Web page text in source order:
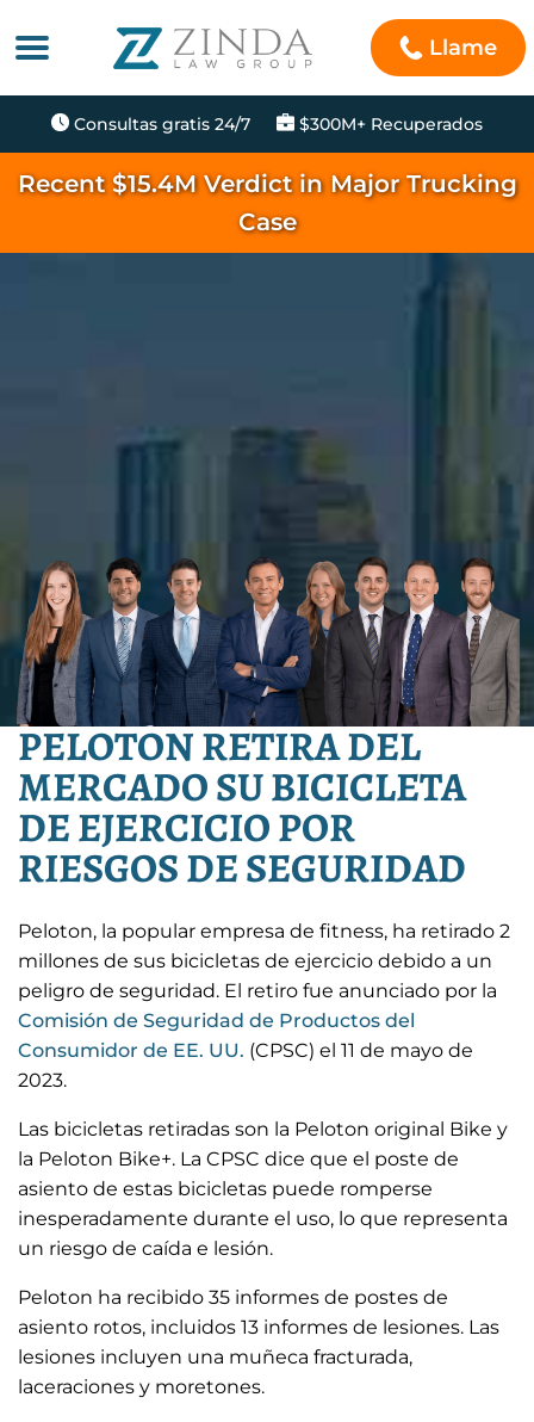
Llame
Consultas gratis 24/7 $300M+ Recuperados
Recent $15.4M Verdict in Major Trucking
Case
PELOTON RETIRA DEL
MERCADO SU BICICLETA
DE EJERCICIO POR
RIESGOS DE SEGURIDAD
Peloton, la popular empresa de fitness, ha retirado 2
millones de sus bicicletas de ejercicio debido a un
peligro de seguridad. El retiro fue anunciado por la
Comisión de Seguridad de Productos del
Consumidor de EE. UU. (CPSC) el 11 de mayo de
2023.
Las bicicletas retiradas son la Peloton original Bike y
la Peloton Bike+. La CPSC dice que el poste de
asiento de estas bicicletas puede romperse
inesperadamente durante el uso, lo que representa
un riesgo de caída e lesión.
Peloton ha recibido 35 informes de postes de
asiento rotos, incluidos 13 informes de lesiones. Las
lesiones incluyen una muñeca fracturada,
laceraciones y moretones.